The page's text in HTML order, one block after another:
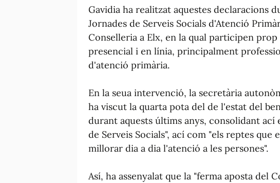
Gavidia ha realitzat aquestes declaracions
Jornades de Serveis Socials d'Atenció
Conselleria a Elx, en la qual participen prop
presencial i en línia, principalment
d'atenció primària.
En la seua intervenció, la secretària
ha viscut la quarta pota del de l'estat del
durant aquests últims anys, consolidant ací
de Serveis Socials", ací com "els reptes que
millorar dia a dia l'atenció a les persones".
Así, ha assenyalat que la "ferma aposta del